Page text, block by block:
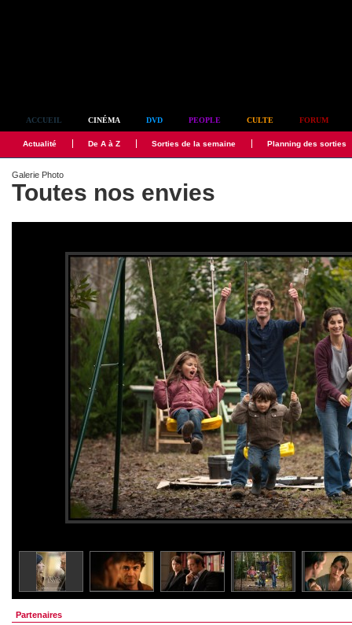
ACCUEIL CINÉMA DVD PEOPLE CULTE FORUM
Actualité De A à Z Sorties de la semaine Planning des sorties
Galerie Photo
Toutes nos envies
Partenaires